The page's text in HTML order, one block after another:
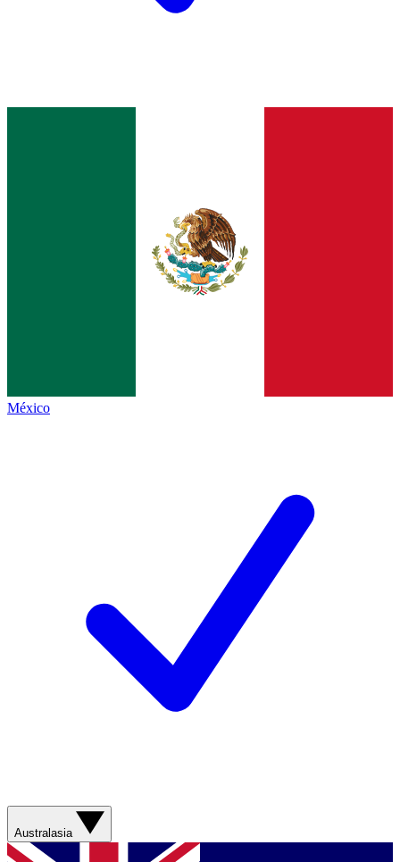
México
Australasia